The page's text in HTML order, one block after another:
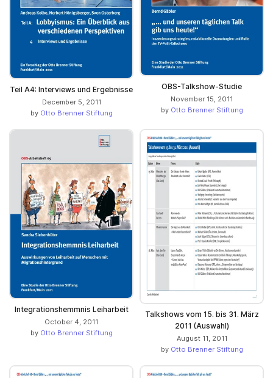
Teil A4: Interviews und Ergebnisse
December 5, 2011
by Otto Brenner Stiftung
OBS-Talkshow-Studie
November 15, 2011
by Otto Brenner Stiftung
Integrationshemmnis Leiharbeit
October 4, 2011
by Otto Brenner Stiftung
Talkshows vom 15. bis 31. März
2011 (Auswahl)
August 11, 2011
by Otto Brenner Stiftung